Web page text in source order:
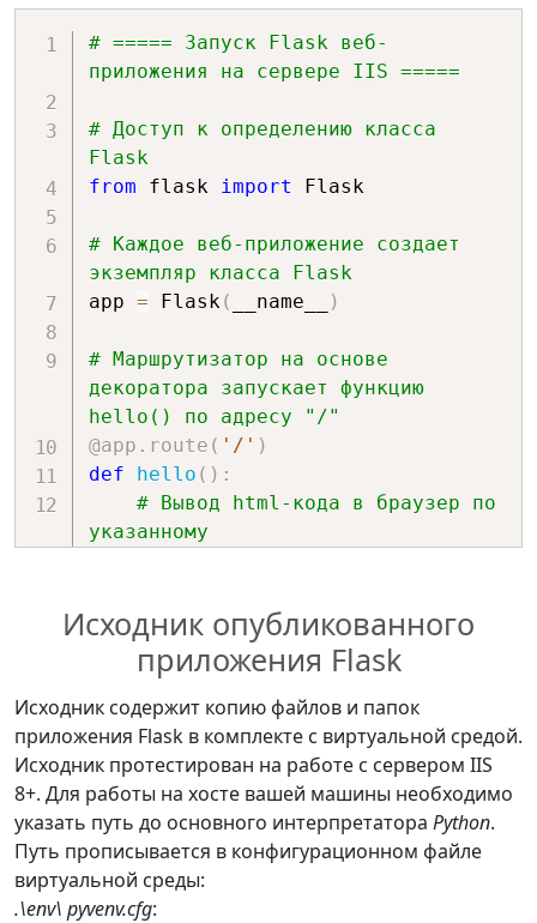
# ===== Запуск Flask веб-
приложения на сервере IIS =====
# Доступ к определению класса
Flask
from flask import Flask
# Каждое веб-приложение создает
экземпляр класса Flask
app = Flask( __name__ )
# Маршрутизатор на основе
декоратора запускает функцию
hello() по адресу "/"
@app . route ( '/' )
def
hello ( ) :
# Вывод html-кода в браузер по
указанному
Мир!"
__name__ == '__main__':
import os
# Получение имени хоста для
запуска веб-приложения.
# Настраивается в свойствах
проекта.
    HOST
=
os.environ
'127.0.0.1'
Исходник опубликованного
приложения Flask
Исходник содержит копию файлов и папок
приложения Flask в комплекте с виртуальной средой.
Исходник протестирован на работе с сервером IIS
8+. Для работы на хосте вашей машины необходимо
указать путь до основного интерпретатора Python.
Путь прописывается в конфигурационном файле
виртуальной среды:
.\env\ pyvenv.cfg: